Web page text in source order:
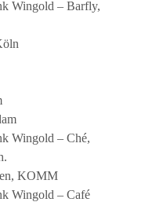
Wingold – Barfly,
Wingold – Ché,
KOMM
Wingold – Café